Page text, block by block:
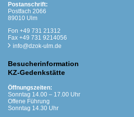
Postanschrift:
Postfach 2066
89010 Ulm
Fon +49 731 21312
Fax +49 731 9214056
info@dzok-ulm.de
Besucherinformation
KZ-Gedenkstätte
Öffnungszeiten:
Sonntag 14.00 – 17.00 Uhr
Offene Führung
Sonntag 14.30 Uhr